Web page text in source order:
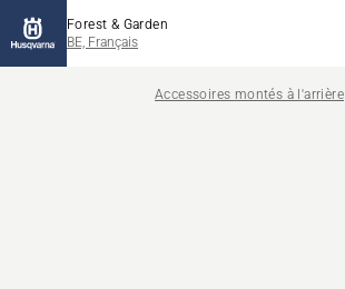
Forest & Garden
BE, Français
Accessoires montés à l'arrière